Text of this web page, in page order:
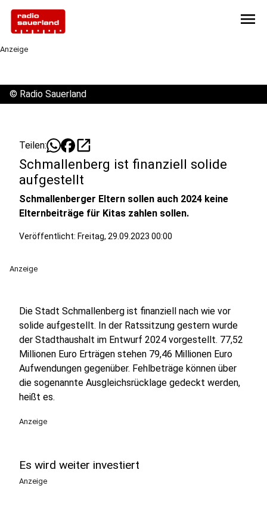
menu
Anzeige
© Radio Sauerland
Teilen: open_in_new
Schmallenberg ist finanziell solide
aufgestellt
Schmallenberger Eltern sollen auch 2024 keine
Elternbeiträge für Kitas zahlen sollen.
Veröffentlicht: Freitag, 29.09.2023 00:00
Anzeige
Die Stadt Schmallenberg ist finanziell nach wie vor
solide aufgestellt. In der Ratssitzung gestern wurde
der Stadthaushalt im Entwurf 2024 vorgestellt. 77,52
Millionen Euro Erträgen stehen 79,46 Millionen Euro
Aufwendungen gegenüber. Fehlbeträge können über
die sogenannte Ausgleichsrücklage gedeckt werden,
heißt es.
Anzeige
Es wird weiter investiert
Anzeige